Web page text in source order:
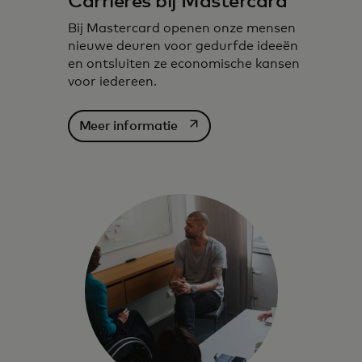
Bij Mastercard openen onze mensen
nieuwe deuren voor gedurfde ideeën
en ontsluiten ze economische kansen
voor iedereen.
Meer informatieopens in a new tab